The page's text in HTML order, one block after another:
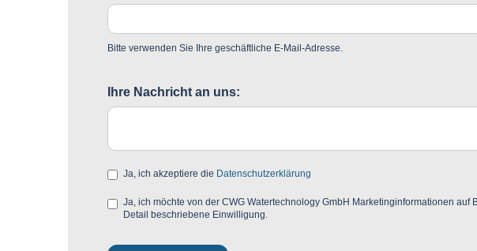
Bitte verwenden Sie Ihre geschäftliche E-Mail-Adresse.
Ihre Nachricht an uns:
Ja, ich akzeptiere die Datenschutzerklärung
Ja, ich möchte von der CWG Watertechnology GmbH Marketinginformationen
Detail beschriebene Einwilligung.